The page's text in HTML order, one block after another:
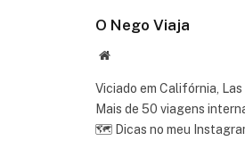
O Nego Viaja
Website
Viciado em Califórnia, Las
Mais de 50 viagens
🗺 Dicas no meu